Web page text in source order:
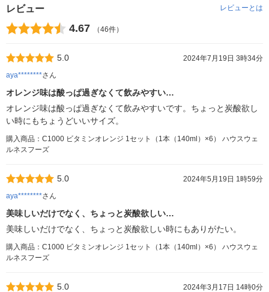
レビュー レビューとは
4.67 （46件）
5.0
2024年7月19日 3時34分
aya********さん
オレンジ味は酸っぱ過ぎなくて飲みやすい…
オレンジ味は酸っぱ過ぎなくて飲みやすいです。ちょっと炭酸欲し
い時にもちょうどいいサイズ。
購入商品：C1000 ビタミンオレンジ 1セット（1本（140ml）×6） ハウスウェ
ルネスフーズ
5.0
2024年5月19日 1時59分
aya********さん
美味しいだけでなく、ちょっと炭酸欲しい…
美味しいだけでなく、ちょっと炭酸欲しい時にもありがたい。
購入商品：C1000 ビタミンオレンジ 1セット（1本（140ml）×6） ハウスウェ
ルネスフーズ
5.0
2024年3月17日 14時0分